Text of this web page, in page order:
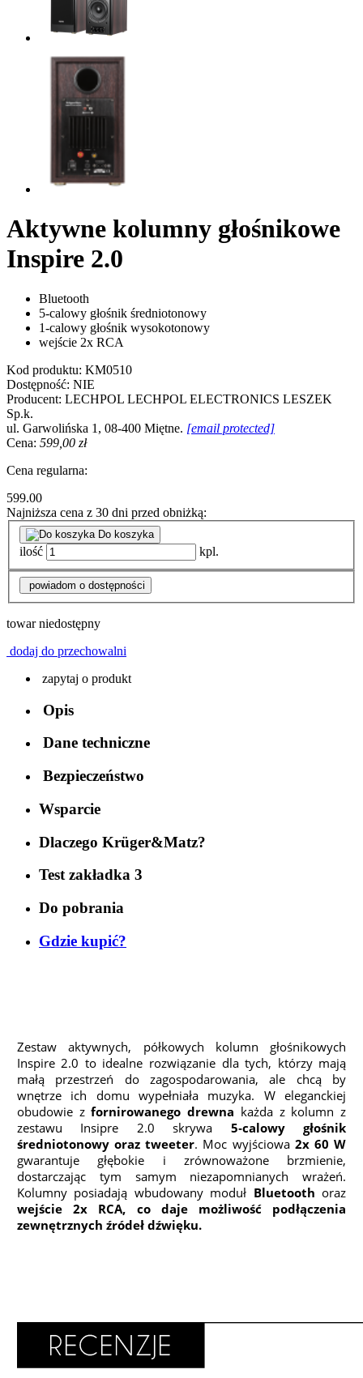
Aktywne kolumny głośnikowe
Inspire 2.0
Bluetooth
5-calowy głośnik średniotonowy
1-calowy głośnik wysokotonowy
wejście 2x RCA
Kod produktu: KM0510
Dostępność: NIE
Producent: LECHPOL LECHPOL ELECTRONICS LESZEK
Sp.k.
ul. Garwolińska 1, 08-400 Miętne. [email protected]
Cena: 599,00 zł
Cena regularna:
599.00
Najniższa cena z 30 dni przed obniżką:
Do koszyka
ilość kpl.
powiadom o dostępności
towar niedostępny
dodaj do przechowalni
zapytaj o produkt
Opis
Dane techniczne
Bezpieczeństwo
Wsparcie
Dlaczego Krüger&Matz?
Test zakładka 3
Do pobrania
Gdzie kupić?
Zestaw aktywnych, półkowych kolumn głośnikowych
Inspire 2.0 to idealne rozwiązanie dla tych, którzy mają
małą przestrzeń do zagospodarowania, ale chcą by
wnętrze ich domu wypełniała muzyka. W eleganckiej
obudowie zfornirowanego drewna każda z kolumn z
zestawu Insipre 2.0 skrywa 5‑calowy głośnik
średniotonowy oraz tweeter. Moc wyjściowa 2x 60 W
gwarantuje głębokie i zrównoważone brzmienie,
dostarczając tym samym niezapomnianych wrażeń.
Kolumny posiadają wbudowany moduł Bluetooth oraz
wejście 2x RCA, co daje możliwość podłączenia
zewnętrznych źródeł dźwięku.